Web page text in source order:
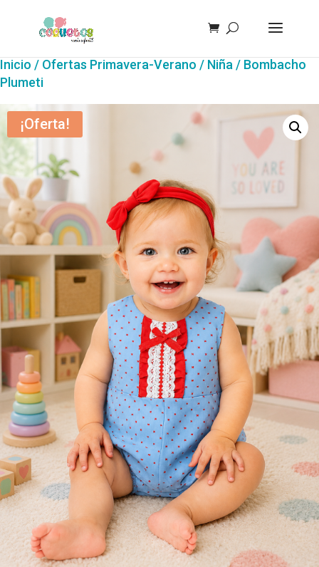
Inicio / Ofertas Primavera-Verano / Niña / Bombacho
Plumeti
¡Oferta!